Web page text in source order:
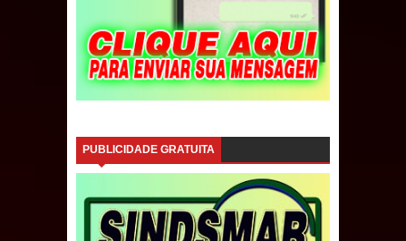
PUBLICIDADE GRATUITA